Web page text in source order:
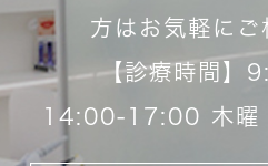
方はお気軽に
【診療時間】
14:00-17:00 木曜